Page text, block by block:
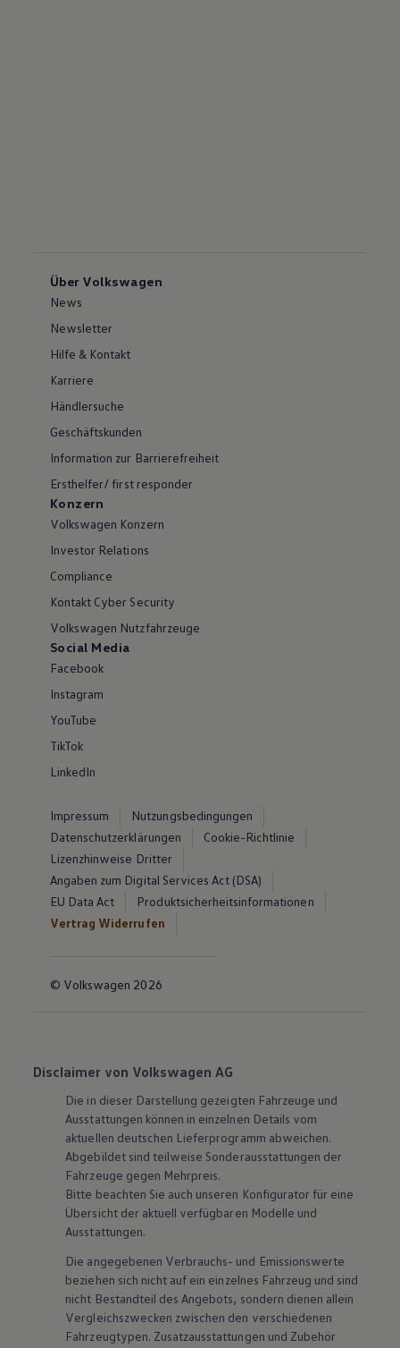
Über Volkswagen
News
Newsletter
Hilfe & Kontakt
Karriere
Händlersuche
Geschäftskunden
Information zur Barrierefreiheit
Ersthelfer/ first responder
Konzern
Volkswagen Konzern
Investor Relations
Compliance
Kontakt Cyber Security
Volkswagen Nutzfahrzeuge
Social Media
Facebook
Instagram
YouTube
TikTok
LinkedIn
Impressum
Nutzungsbedingungen
Datenschutzerklärungen
Cookie-Richtlinie
Lizenzhinweise Dritter
Angaben zum Digital Services Act (DSA)
EU Data Act
Produktsicherheitsinformationen
Vertrag Widerrufen
© Volkswagen 2026
Disclaimer von Volkswagen AG
Die in dieser Darstellung gezeigten Fahrzeuge und
Ausstattungen können in einzelnen Details vom
aktuellen deutschen Lieferprogramm abweichen.
Abgebildet sind teilweise Sonderausstattungen der
Fahrzeuge gegen Mehrpreis.
Bitte beachten Sie auch unseren Konfigurator für eine
Übersicht der aktuell verfügbaren Modelle und
Ausstattungen.
Die angegebenen Verbrauchs- und Emissionswerte
beziehen sich nicht auf ein einzelnes Fahrzeug und sind
nicht Bestandteil des Angebots, sondern dienen allein
Vergleichszwecken zwischen den verschiedenen
Fahrzeugtypen. Zusatzausstattungen und Zubehör